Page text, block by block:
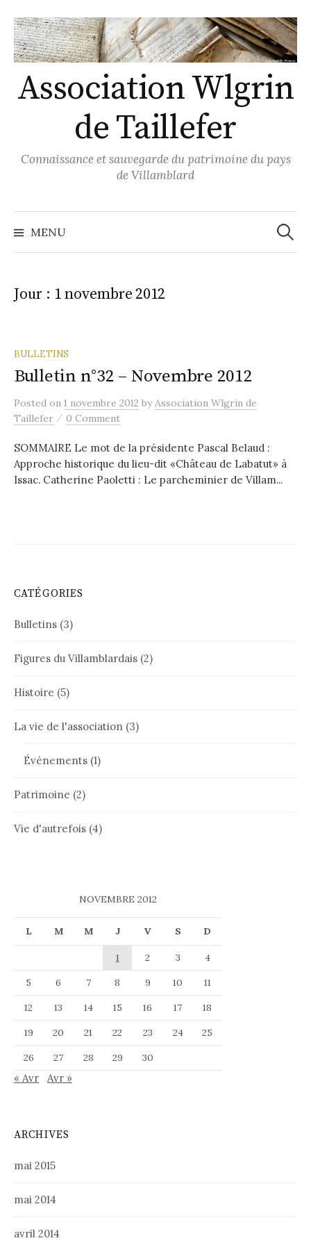
to
content
Association Wlgrin
de Taillefer
Connaissance et sauvegarde du patrimoine du pays
de Villamblard
MENU
Jour : 1 novembre 2012
BULLETINS
Bulletin n°32 – Novembre 2012
Posted on 1 novembre 2012 byAssociation Wlgrin de
Taillefer / 0 Comment
SOMMAIRE Le mot de la présidente Pascal Belaud :
Approche historique du lieu-dit «Château de Labatut» à
Issac. Catherine Paoletti : Le parcheminier de Villam...
CATÉGORIES
Bulletins (3)
Figures du Villamblardais (2)
Histoire (5)
La vie de l'association (3)
Événements (1)
Patrimoine (2)
Vie d'autrefois (4)
NOVEMBRE 2012
L M M J V S D
1 2 3
4
5
6 7 8 9 10
11
12
13 14 15 16 17
18
19
20 21 22 23 24
25
26
27 28 29 30
« Avr Avr »
ARCHIVES
mai 2015
mai 2014
avril 2014